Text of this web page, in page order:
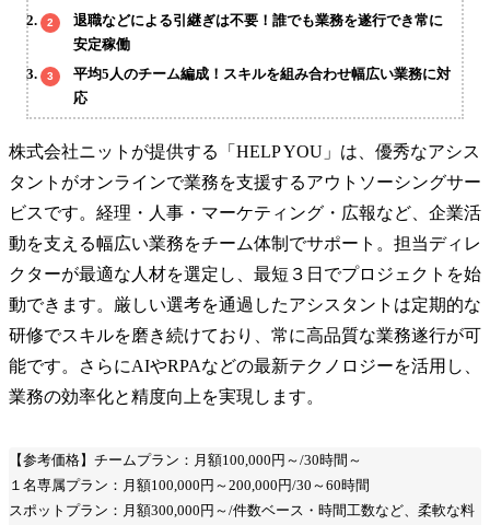
退職などによる引継ぎは不要！誰でも業務を遂行でき常に
安定稼働
平均5人のチーム編成！スキルを組み合わせ幅広い業務に対
応
株式会社ニットが提供する「HELP YOU」は、優秀なアシス
タントがオンラインで業務を支援するアウトソーシングサー
ビスです。経理・人事・マーケティング・広報など、企業活
動を支える幅広い業務をチーム体制でサポート。担当ディレ
クターが最適な人材を選定し、最短３日でプロジェクトを始
動できます。厳しい選考を通過したアシスタントは定期的な
研修でスキルを磨き続けており、常に高品質な業務遂行が可
能です。さらにAIやRPAなどの最新テクノロジーを活用し、
業務の効率化と精度向上を実現します。
【参考価格】チームプラン：月額100,000円～/30時間～
１名専属プラン：月額100,000円～200,000円/30～60時間
スポットプラン：月額300,000円～/件数ベース・時間工数など、柔軟な料